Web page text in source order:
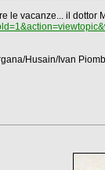
le vacanze... il dottor
Husain/Ivan